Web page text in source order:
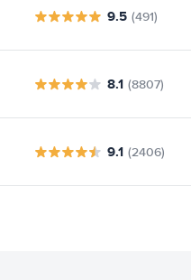
9.5 (491)
8.1 (8807)
9.1 (2406)